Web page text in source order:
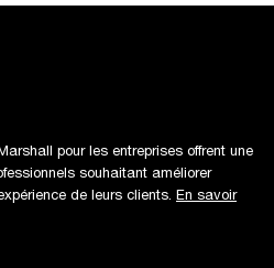
pour les entreprises offrent une
souhaitant améliorer
de leurs clients. En savoir